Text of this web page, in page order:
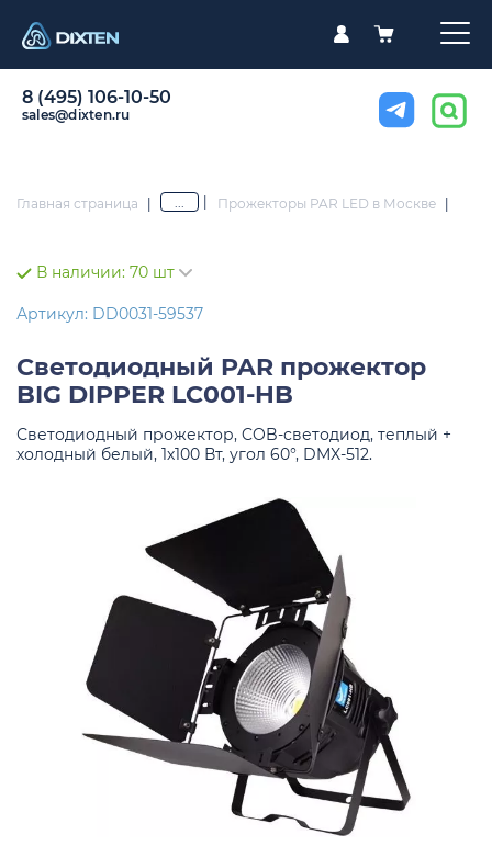
8 (495) 106-10-50
sales@dixten.ru
Главная страница | ... Прожекторы PAR LED в Москве |
В наличии: 70 шт
Артикул: DD0031-59537
Светодиодный PAR прожектор
BIG DIPPER LC001-HB
Светодиодный прожектор, COB-светодиод, теплый +
холодный белый, 1х100 Вт, угол 60°, DMX-512.